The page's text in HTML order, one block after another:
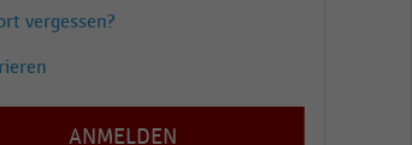
vergessen?